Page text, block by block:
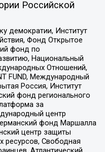
Российской
демократии, Институт
Фонд Открытое
фонд по
Национальный
Отношений,
FUND, Международный
Россия, Институт
фонд регионального
за
центр
фонд Маршалла
центр защиты
Свободная